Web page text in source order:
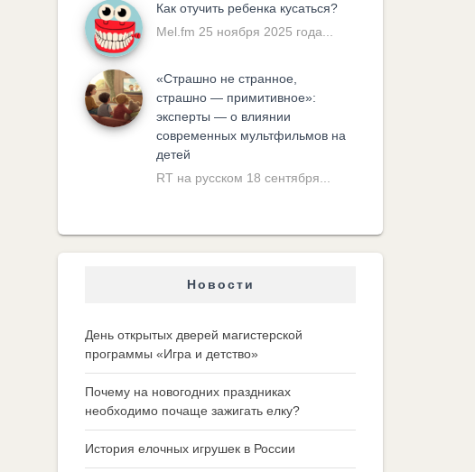
Как отучить ребенка кусаться?
Mel.fm 25 ноября 2025 года...
«Cтрашно не странное,
страшно — примитивное»:
эксперты — о влиянии
современных мультфильмов на
детей
RT на русском 18 сентября...
Новости
День открытых дверей магистерской
программы «Игра и детство»
Почему на новогодних праздниках
необходимо почаще зажигать елку?
История елочных игрушек в России